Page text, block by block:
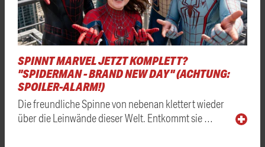
SPINNT MARVEL JETZT KOMPLETT?
"SPIDERMAN - BRAND NEW DAY" (ACHTUNG:
SPOILER-ALARM!)
Die freundliche Spinne von nebenan klettert wieder
über die Leinwände dieser Welt. Entkommt sie …